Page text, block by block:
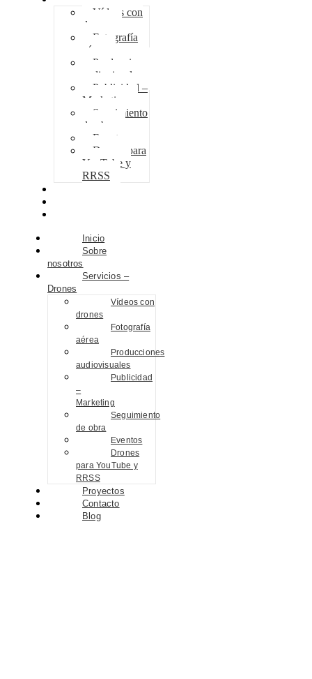
Vídeos con
drones
Fotografía
aérea
Producciones
audiovisuales
Publicidad –
Marketing
Seguimiento
de obra
Eventos
Drones para
YouTube y
RRSS
Inicio
Sobre
nosotros
Servicios –
Drones
Vídeos con
drones
Fotografía
aérea
Producciones
audiovisuales
Publicidad
–
Marketing
Seguimiento
de obra
Eventos
Drones
para YouTube y
RRSS
Proyectos
Contacto
Blog